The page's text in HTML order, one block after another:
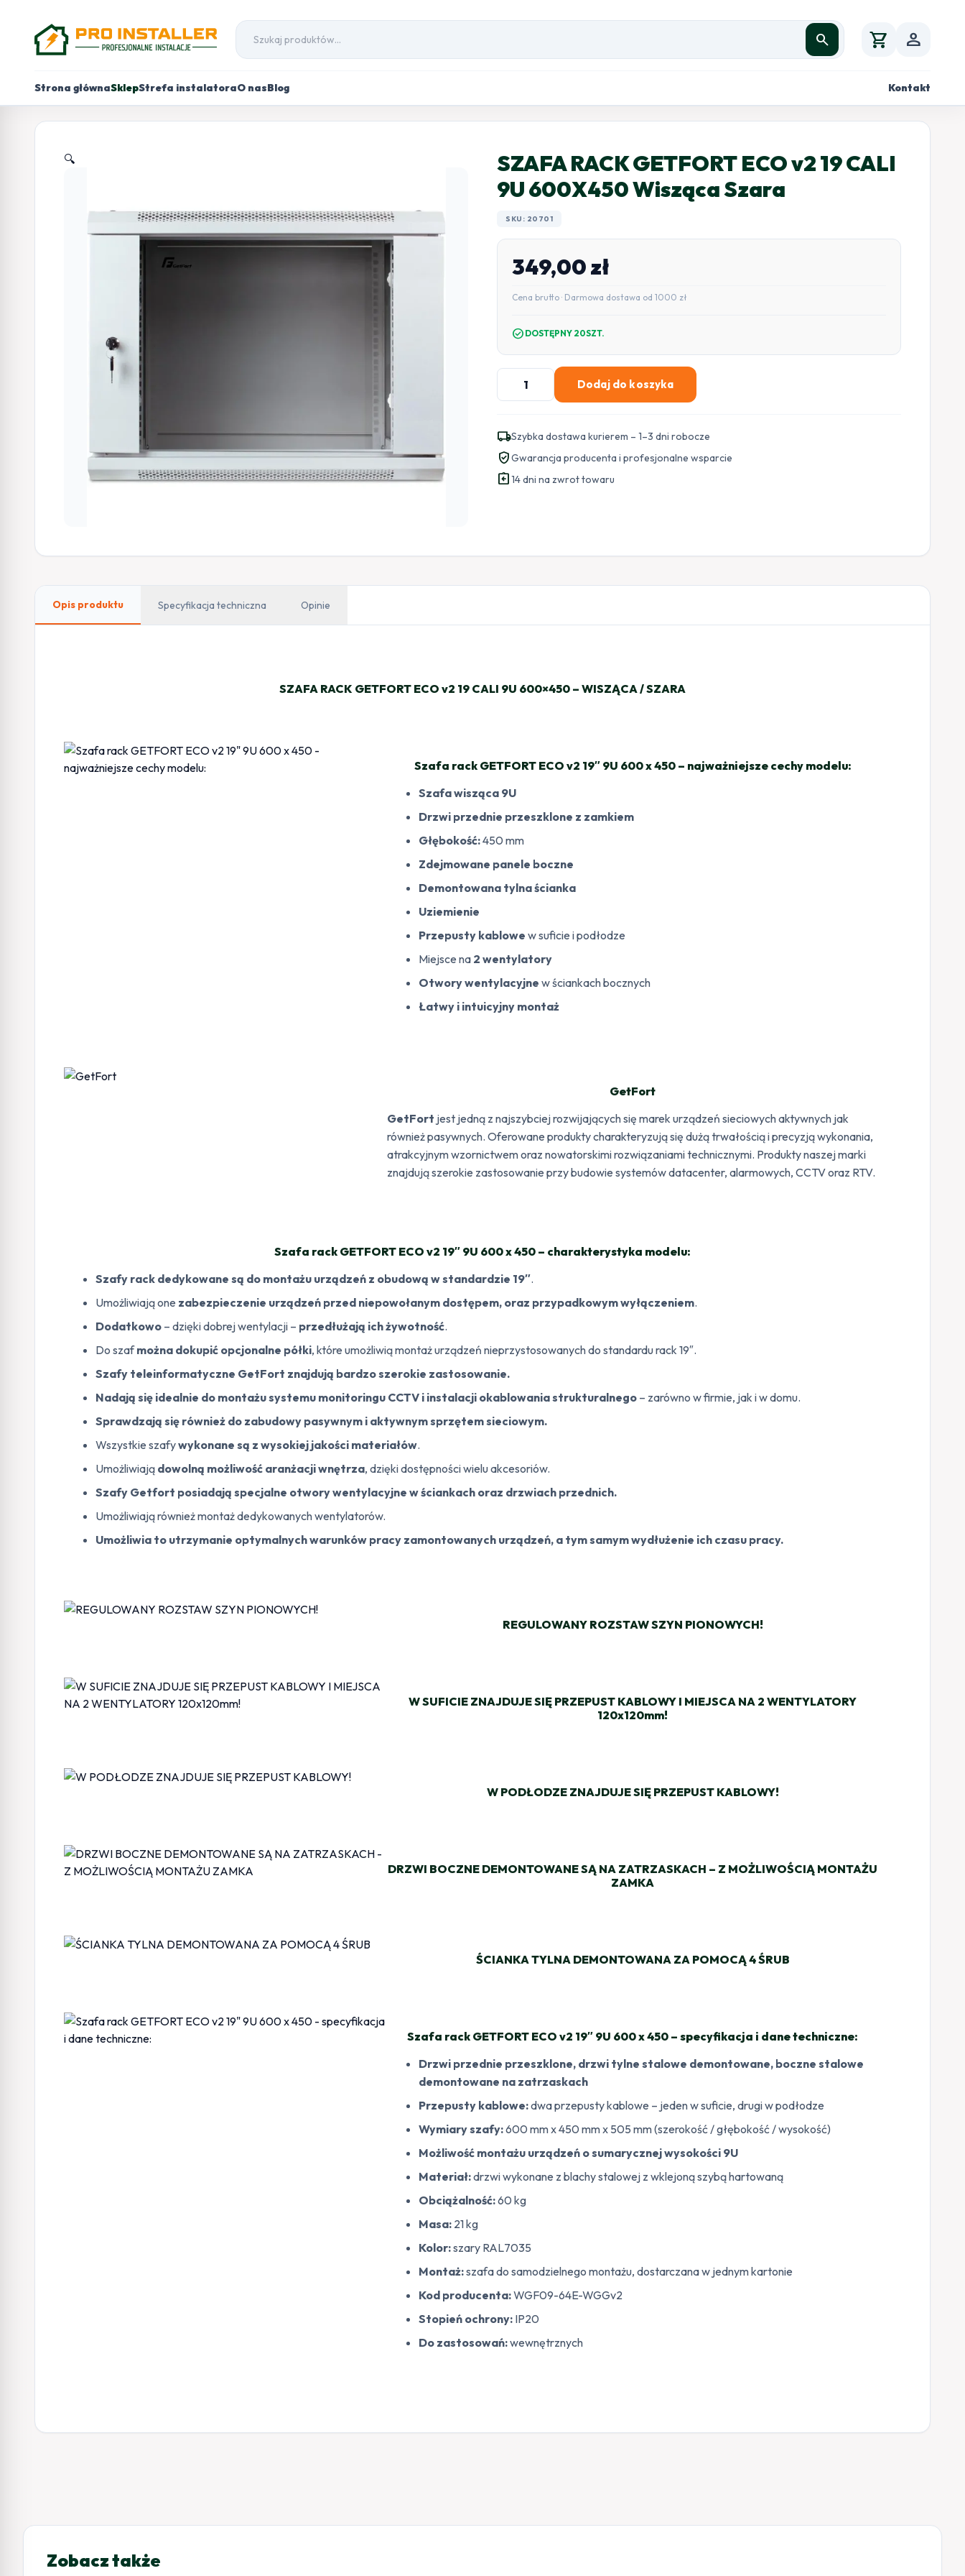
search shopping_cart person
Strona głównaSklepStrefa instalatoraO nasBlog Kontakt
🔍
SZAFA RACK GETFORT ECO v2 19 CALI
9U 600X450 Wisząca Szara
SKU: 20701
349,00zł
Cena brutto · Darmowa dostawa od 1000 zł
check_circle DOSTĘPNY 20SZT.
ilość
SZAFA
GETFORT
ECO
v2
19
Dodaj do koszyka
local_shippingSzybka dostawa kurierem – 1–3 dni robocze
verified_userGwarancja producenta i profesjonalne wsparcie
assignment_return14 dni na zwrot towaru
Opis produktu Specyfikacja techniczna Opinie
SZAFA RACK GETFORT ECO v2 19 CALI 9U 600×450 – WISZĄCA / SZARA
Szafa rack GETFORT ECO v2 19″ 9U 600 x 450 – najważniejsze cechy modelu:
Szafa wisząca 9U
Drzwi przednie przeszklone z zamkiem
Głębokość:450 mm
Zdejmowane panele boczne
Demontowana tylna ścianka
Uziemienie
Przepusty kablowe w suficie i podłodze
Miejsce na 2 wentylatory
Otwory wentylacyjne w ściankach bocznych
Łatwy i intuicyjny montaż
GetFort
GetFort jest jedną z najszybciej rozwijających się marek urządzeń sieciowych aktywnych jak
również pasywnych. Oferowane produkty charakteryzują się dużą trwałością i precyzją wykonania,
atrakcyjnym wzornictwem oraz nowatorskimi rozwiązaniami technicznymi. Produkty naszej marki
znajdują szerokie zastosowanie przy budowie systemów datacenter, alarmowych, CCTV oraz RTV.
Szafa rack GETFORT ECO v2 19″ 9U 600 x 450 – charakterystyka modelu:
Szafy rack dedykowane są do montażu urządzeń z obudową w standardzie 19″.
Umożliwiają one zabezpieczenie urządzeń przed niepowołanym dostępem, oraz przypadkowym wyłączeniem.
Dodatkowo – dzięki dobrej wentylacji – przedłużają ich żywotność.
Do szafmożna dokupić opcjonalne półki, które umożliwią montaż urządzeń nieprzystosowanych do standardu rack 19″.
Szafy teleinformatyczne GetFort znajdują bardzo szerokie zastosowanie.
Nadają się idealnie do montażu systemu monitoringu CCTV i instalacji okablowania strukturalnego – zarówno w firmie, jak i w domu.
Sprawdzają się również do zabudowy pasywnym i aktywnym sprzętem sieciowym.
Wszystkie szafywykonane są z wysokiej jakości materiałów.
Umożliwiają dowolną możliwość aranżacji wnętrza, dzięki dostępności wielu akcesoriów.
Szafy Getfort posiadają specjalne otwory wentylacyjne w ściankach oraz drzwiach przednich.
Umożliwiają również montaż dedykowanych wentylatorów.
Umożliwia to utrzymanie optymalnych warunków pracy zamontowanych urządzeń, a tym samym wydłużenie ich czasu pracy.
REGULOWANY ROZSTAW SZYN PIONOWYCH!
W SUFICIE ZNAJDUJE SIĘ PRZEPUST KABLOWY I MIEJSCA NA 2 WENTYLATORY
120x120mm!
W PODŁODZE ZNAJDUJE SIĘ PRZEPUST KABLOWY!
DRZWI BOCZNE DEMONTOWANE SĄ NA ZATRZASKACH – Z MOŻLIWOŚCIĄ MONTAŻU
ZAMKA
ŚCIANKA TYLNA DEMONTOWANA ZA POMOCĄ 4 ŚRUB
Szafa rack GETFORT ECO v2 19″ 9U 600 x 450 – specyfikacja i dane techniczne:
Drzwi przednie przeszklone, drzwi tylne stalowe demontowane, boczne stalowe
demontowane na zatrzaskach
Przepusty kablowe:dwa przepusty kablowe – jeden w suficie, drugi w podłodze
Wymiary szafy:600 mm x 450 mm x 505 mm (szerokość / głębokość / wysokość)
Możliwość montażu urządzeń o sumarycznej wysokości 9U
Materiał:drzwi wykonane z blachy stalowej z wklejoną szybą hartowaną
Obciążalność:60 kg
Masa: 21 kg
Kolor:szary RAL7035
Montaż:szafa do samodzielnego montażu, dostarczana w jednym kartonie
Kod producenta:WGF09-64E-WGGv2
Stopień ochrony: IP20
Do zastosowań:wewnętrznych
Zobacz także